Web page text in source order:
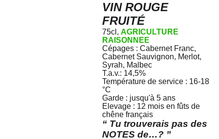
VIN ROUGE
FRUITÉ
75cl,AGRICULTURE
RAISONNEE
Cépages : Cabernet Franc,
Cabernet Sauvignon, Merlot,
Syrah, Malbec
T.a.v.: 14,5%
Température de service : 16-18
°C
Garde : jusqu'à 5 ans
Elevage : 12 mois en fûts de
chêne français
“ Tu trouverais pas des
NOTES de…? ”